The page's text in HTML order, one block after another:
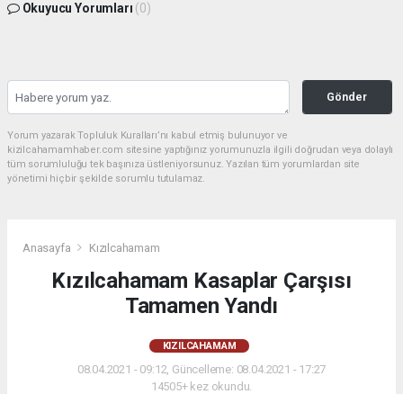
Okuyucu Yorumları (0)
Gönder
Yorum yazarak Topluluk Kuralları’nı kabul etmiş bulunuyor ve
kizilcahamamhaber.com sitesine yaptığınız yorumunuzla ilgili doğrudan veya dolaylı
tüm sorumluluğu tek başınıza üstleniyorsunuz. Yazılan tüm yorumlardan site
yönetimi hiçbir şekilde sorumlu tutulamaz.
Anasayfa Kızılcahamam
Kızılcahamam Kasaplar Çarşısı
Tamamen Yandı
KIZILCAHAMAM
08.04.2021 - 09:12, Güncelleme: 08.04.2021 - 17:27
14505+ kez okundu.